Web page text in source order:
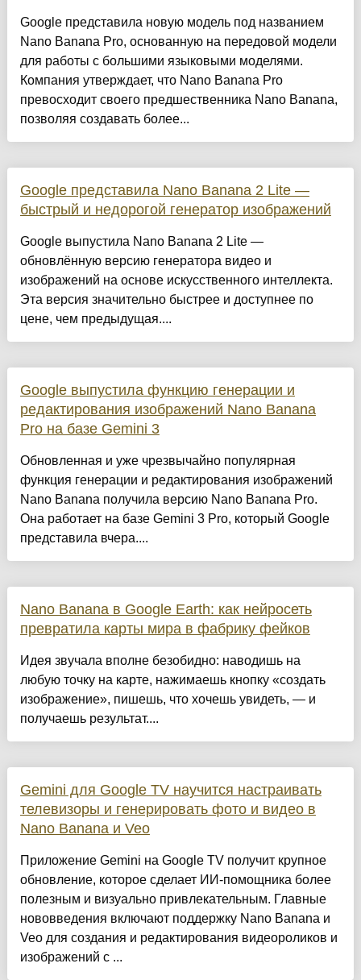
Google представила новую модель под названием
Nano Banana Pro, основанную на передовой модели
для работы с большими языковыми моделями.
Компания утверждает, что Nano Banana Pro
превосходит своего предшественника Nano Banana,
позволяя создавать более...
Google представила Nano Banana 2 Lite —
быстрый и недорогой генератор изображений
Google выпустила Nano Banana 2 Lite —
обновлённую версию генератора видео и
изображений на основе искусственного интеллекта.
Эта версия значительно быстрее и доступнее по
цене, чем предыдущая....
Google выпустила функцию генерации и
редактирования изображений Nano Banana
Pro на базе Gemini 3
Обновленная и уже чрезвычайно популярная
функция генерации и редактирования изображений
Nano Banana получила версию Nano Banana Pro.
Она работает на базе Gemini 3 Pro, который Google
представила вчера....
Nano Banana в Google Earth: как нейросеть
превратила карты мира в фабрику фейков
Идея звучала вполне безобидно: наводишь на
любую точку на карте, нажимаешь кнопку «создать
изображение», пишешь, что хочешь увидеть, — и
получаешь результат....
Gemini для Google TV научится настраивать
телевизоры и генерировать фото и видео в
Nano Banana и Veo
Приложение Gemini на Google TV получит крупное
обновление, которое сделает ИИ-помощника более
полезным и визуально привлекательным. Главные
нововведения включают поддержку Nano Banana и
Veo для создания и редактирования видеороликов и
изображений с ...